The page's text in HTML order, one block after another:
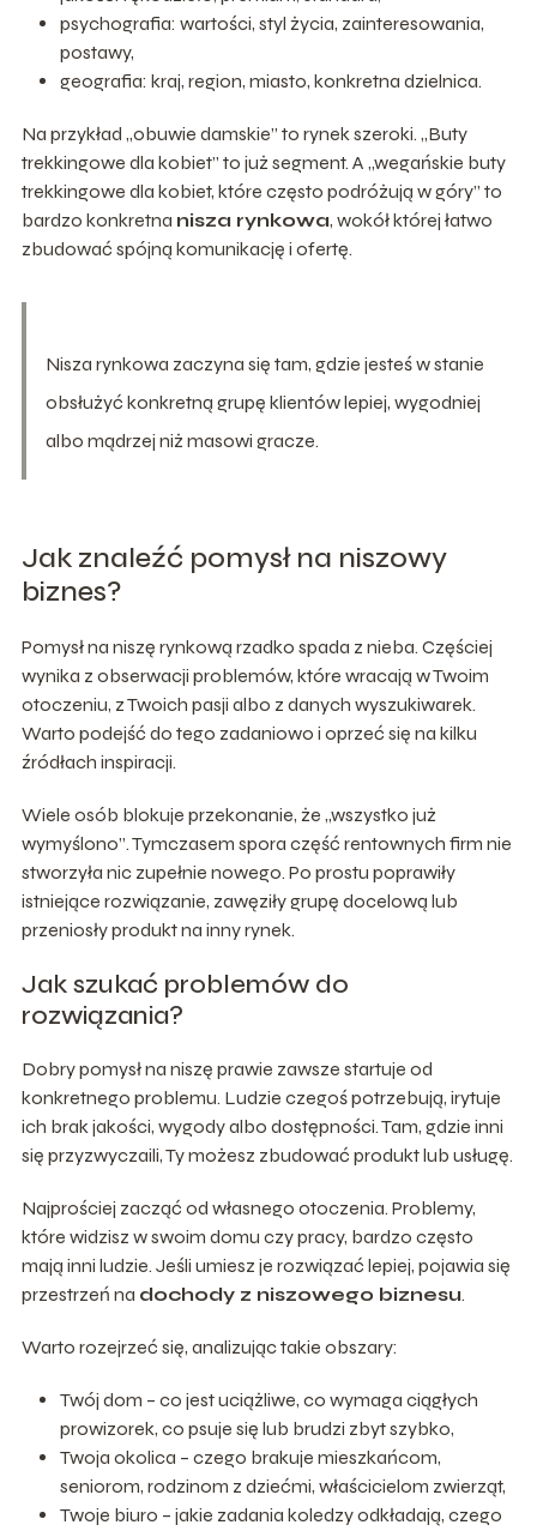
psychografia: wartości, styl życia, zainteresowania,
postawy,
geografia: kraj, region, miasto, konkretna dzielnica.
Na przykład „obuwie damskie” to rynek szeroki. „Buty
trekkingowe dla kobiet” to już segment. A „wegańskie buty
trekkingowe dla kobiet, które często podróżują w góry” to
bardzo konkretna nisza rynkowa, wokół której łatwo
zbudować spójną komunikację i ofertę.
Nisza rynkowa zaczyna się tam, gdzie jesteś w stanie
obsłużyć konkretną grupę klientów lepiej, wygodniej
albo mądrzej niż masowi gracze.
Jak znaleźć pomysł na niszowy
biznes?
Pomysł na niszę rynkową rzadko spada z nieba. Częściej
wynika z obserwacji problemów, które wracają w Twoim
otoczeniu, z Twoich pasji albo z danych wyszukiwarek.
Warto podejść do tego zadaniowo i oprzeć się na kilku
źródłach inspiracji.
Wiele osób blokuje przekonanie, że „wszystko już
wymyślono”. Tymczasem spora część rentownych firm nie
stworzyła nic zupełnie nowego. Po prostu poprawiły
istniejące rozwiązanie, zawęziły grupę docelową lub
przeniosły produkt na inny rynek.
Jak szukać problemów do
rozwiązania?
Dobry pomysł na niszę prawie zawsze startuje od
konkretnego problemu. Ludzie czegoś potrzebują, irytuje
ich brak jakości, wygody albo dostępności. Tam, gdzie inni
się przyzwyczaili, Ty możesz zbudować produkt lub usługę.
Najprościej zacząć od własnego otoczenia. Problemy,
które widzisz w swoim domu czy pracy, bardzo często
mają inni ludzie. Jeśli umiesz je rozwiązać lepiej, pojawia się
przestrzeń na dochody z niszowego biznesu.
Warto rozejrzeć się, analizując takie obszary:
Twój dom – co jest uciążliwe, co wymaga ciągłych
prowizorek, co psuje się lub brudzi zbyt szybko,
Twoja okolica – czego brakuje mieszkańcom,
seniorom, rodzinom z dziećmi, właścicielom zwierząt,
Twoje biuro – jakie zadania koledzy odkładają, czego